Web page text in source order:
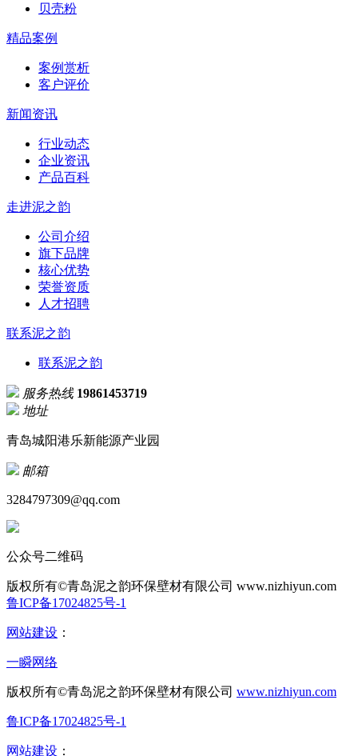
贝壳粉
精品案例
案例赏析
客户评价
新闻资讯
行业动态
企业资讯
产品百科
走进泥之韵
公司介绍
旗下品牌
核心优势
荣誉资质
人才招聘
联系泥之韵
联系泥之韵
服务热线 19861453719
地址
青岛城阳港乐新能源产业园
邮箱
3284797309@qq.com
公众号二维码
版权所有©青岛泥之韵环保壁材有限公司 www.nizhiyun.com
鲁ICP备17024825号-1
网站建设 ：
一瞬网络
版权所有©青岛泥之韵环保壁材有限公司 www.nizhiyun.com
鲁ICP备17024825号-1
网站建设 ：